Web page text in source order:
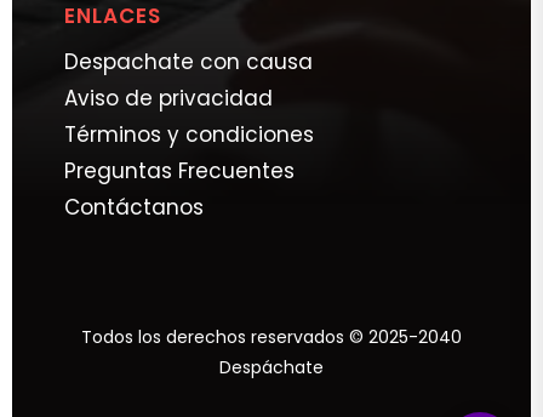
ENLACES
Despachate con causa
Aviso de privacidad
Términos y condiciones
Preguntas Frecuentes
Contáctanos
Todos los derechos reservados © 2025-2040
Despáchate